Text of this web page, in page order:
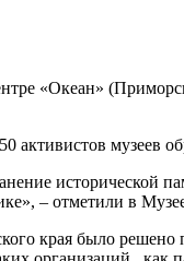
«Океан»
активистов музеев
исторической
– отметили в
края было